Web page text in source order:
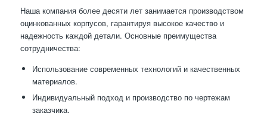
Наша компания более десяти лет занимается производством
оцинкованных корпусов, гарантируя высокое качество и
надежность каждой детали. Основные преимущества
сотрудничества:
Использование современных технологий и качественных
материалов.
Индивидуальный подход и производство по чертежам
заказчика.